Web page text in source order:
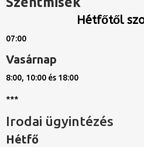
Hétfőtől
07:00
Vasárnap
8:00, 10:00 és 18:00
***
Irodai ügyintézés
Hétfő